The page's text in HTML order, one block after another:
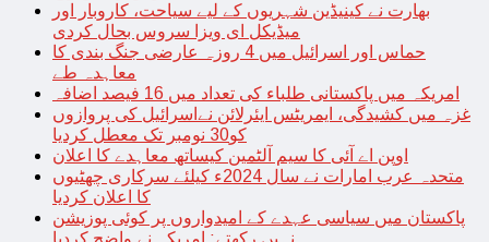
بھارت نے کینیڈین شہریوں کے لیے سیاحت، کاروبار اور
میڈیکل ای ویزا سروس بحال کردی
حماس اور اسرائیل میں 4 روزہ عارضی جنگ بندی کا
معاہدہ طے
امریکہ میں پاکستانی طلباء کی تعداد میں 16 فیصد اضافہ
غزہ میں کشیدگی، ایمریٹس ایئرلائن نےاسرائیل کی پروازوں
کو30 نومبر تک معطل کردیا
اوپن اے آئی کا سیم آلٹمین کیساتھ معاہدے کا اعلان
متحدہ عرب امارات نے سال 2024ء کیلئے سرکاری چھٹیوں
کا اعلان کردیا
پاکستان میں سیاسی عہدے کے امیدواروں پر کوئی پوزیشن
نہیں رکھتے: امریکہ نے واضح کردیا